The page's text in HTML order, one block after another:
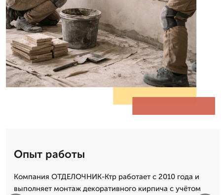
Опыт работы
Компания ОТДЕЛОЧНИК-Ктр работает с 2010 года и
выполняет монтаж декоративного кирпича с учётом